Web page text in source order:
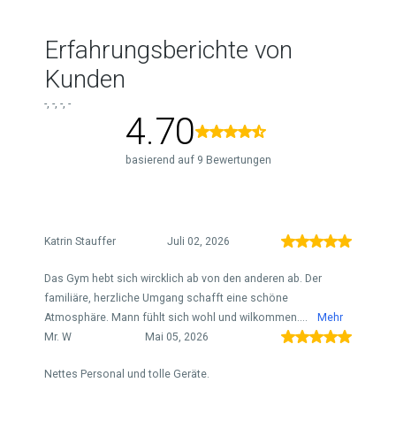
Erfahrungsberichte von
Kunden
-, -, -, -
4.70
basierend auf 9 Bewertungen
Katrin Stauffer Juli 02, 2026
Das Gym hebt sich wircklich ab von den anderen ab. Der
familiäre, herzliche Umgang schafft eine schöne
Atmosphäre. Mann fühlt sich wohl und wilkommen....
Mehr
Mr. W
Mai 05, 2026
Nettes Personal und tolle Geräte.